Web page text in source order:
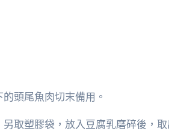
頭尾魚肉切末備用。
取塑膠袋，放入豆腐乳磨碎後，